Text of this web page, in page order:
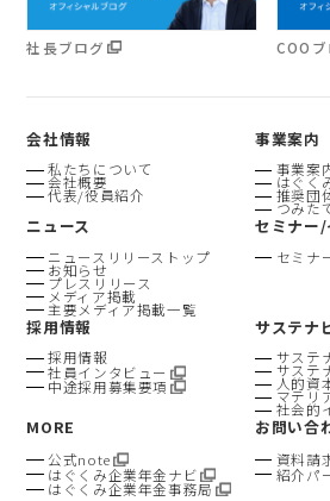
社長ブログ COOブ
会社情報
私たちについて
会社概要
代表/役員紹介
事業案内
事業案
はぐく
推奨団
つみた
ニュース
ニュースリリーストップ
お知らせ
プレスリリース
メディア掲載
主要メディア掲載一覧
セミナー/
セミナ
採用情報
採用情報
社員インタビュー
中途採用募集要項
サステナ
サステ
サステ
人的資
マテリ
社会的
MORE
公式note
はぐくみ企業年金ナビ
はぐくみ企業年金事務局
お問い合
資料請
紹介パ